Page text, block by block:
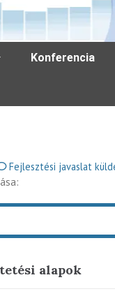
Konferencia
Fejlesztési javaslat
alapok